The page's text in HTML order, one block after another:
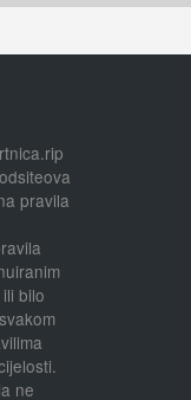
pravila
bilo
ne